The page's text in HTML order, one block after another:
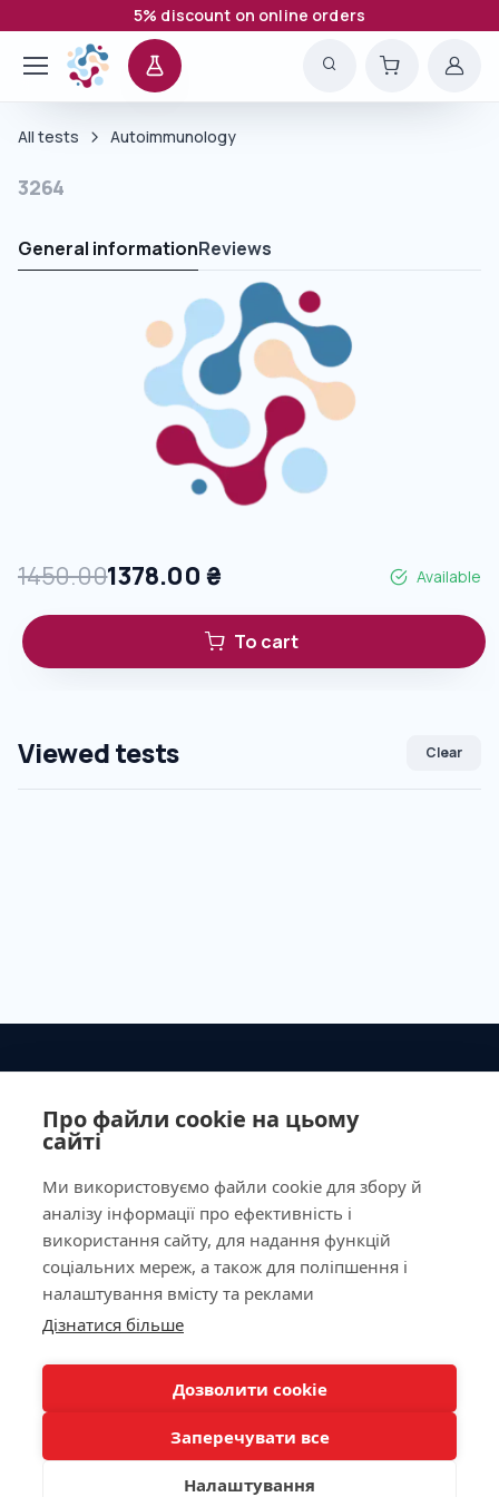
Про файли cookie на цьому
сайті
Ми використовуємо файли cookie для збору й
аналізу інформації про ефективність і
використання сайту, для надання функцій
соціальних мереж, а також для поліпшення і
налаштування вмісту та реклами
Дізнатися більше
Дозволити cookie
Заперечувати все
Налаштування
5% discount on online orders
All tests Autoimmunology
3264
General informationReviews
1450.001378.00 ₴ Available
To cart
Viewed tests Clear
September 23, 2011
Our Address
Laboratory
For Patients
Doctor appointment
Autoimmunology /
КНОПКА